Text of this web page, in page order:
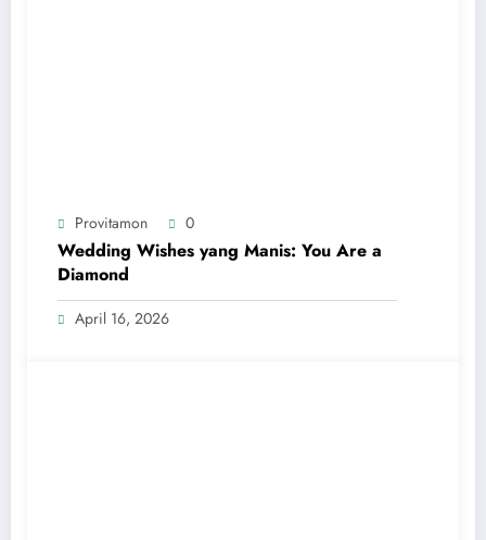
Provitamon 0
Wedding Wishes yang Manis: You Are a
Diamond
April 16, 2026